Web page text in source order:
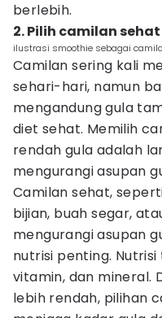
berlebih.
2. Pilih camilan
ilustrasi smoothie sebagai
Camilan sering kali
sehari-hari, namun
mengandung gula
diet sehat. Memilih
rendah gula adalah
mengurangi asupan
Camilan sehat,
bijian, buah segar,
mengurangi asupan
nutrisi penting.
vitamin, dan mineral.
lebih rendah, pilihan